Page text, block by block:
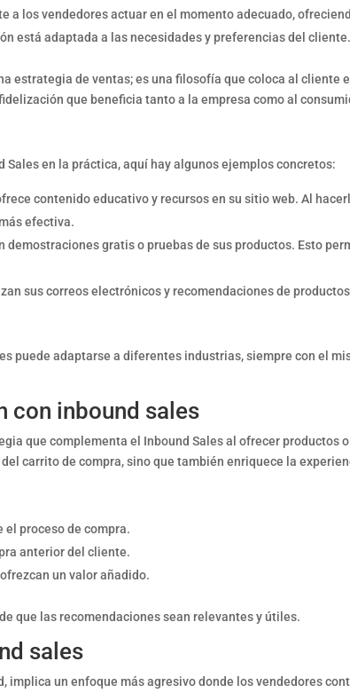
a los vendedores actuar en el momento adecuado,
está adaptada a las necesidades y preferencias del cliente.
estrategia de ventas; es una filosofía que coloca al
que beneficia tanto a la empresa como al
en la práctica, aquí hay algunos ejemplos concretos:
contenido educativo y recursos en su sitio web. Al
efectiva.
demostraciones gratis o pruebas de sus productos. Esto
sus correos electrónicos y recomendaciones de
puede adaptarse a diferentes industrias, siempre con el
con inbound sales
que complementa el Inbound Sales al ofrecer productos
carrito de compra, sino que también enriquece la
proceso de compra.
anterior del cliente.
un valor añadido.
que las recomendaciones sean relevantes y útiles.
sales
implica un enfoque más agresivo donde los vendedores